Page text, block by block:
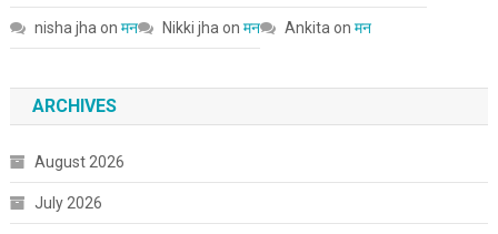
nisha jhaon मन Nikki jhaon मन Ankitaon मन
ARCHIVES
August 2026
July 2026